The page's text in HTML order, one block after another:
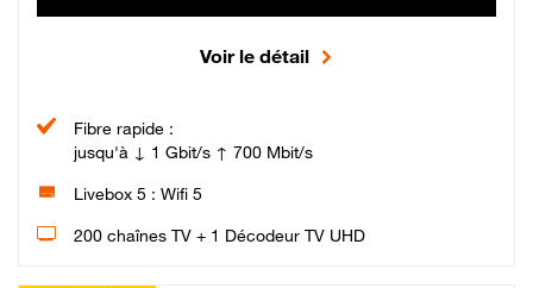
Voir le détail
Fibre rapide :
jusqu'à ↓ 1 Gbit/s ↑ 700 Mbit/s
Livebox 5 : Wifi 5
200 chaînes TV + 1 Décodeur TV UHD